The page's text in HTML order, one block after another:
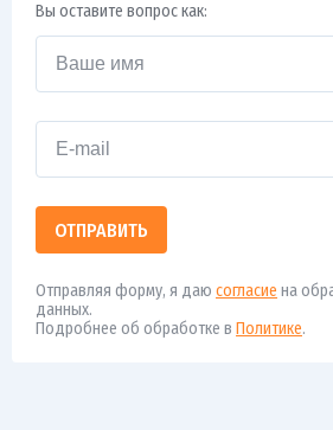
Вы оставите вопрос как:
ОТПРАВИТЬ
Отправляя форму, я даю согласие на
данных.
Подробнее об обработке в Политике.